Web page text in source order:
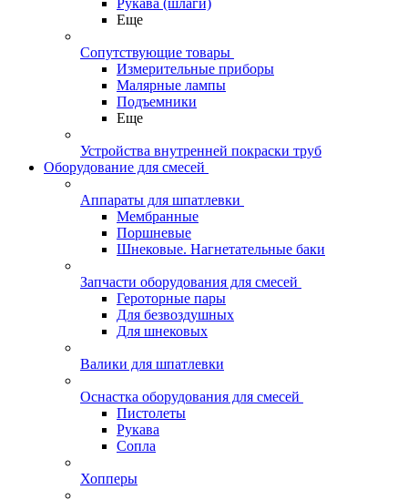
Рукава (шлаги)
Еще
Сопутствующие товары
Измерительные приборы
Малярные лампы
Подъемники
Еще
Устройства внутренней покраски труб
Оборудование для смесей
Аппараты для шпатлевки
Мембранные
Поршневые
Шнековые. Нагнетательные баки
Запчасти оборудования для смесей
Героторные пары
Для безвоздушных
Для шнековых
Валики для шпатлевки
Оснастка оборудования для смесей
Пистолеты
Рукава
Сопла
Хопперы